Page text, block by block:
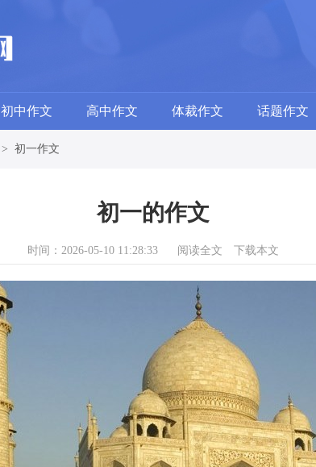
初中作文 高中作文 体裁作文 话题作文
> 初一作文
初一的作文
时间：2026-05-10 11:28:33 阅读全文 下载本文